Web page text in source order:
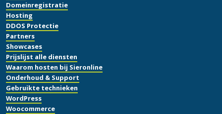
Domeinregistratie
Hosting
DDOS Protectie
Partners
Showcases
Prijslijst alle diensten
Waarom hosten bij Sieronline
Onderhoud & Support
Gebruikte technieken
WordPress
Woocommerce